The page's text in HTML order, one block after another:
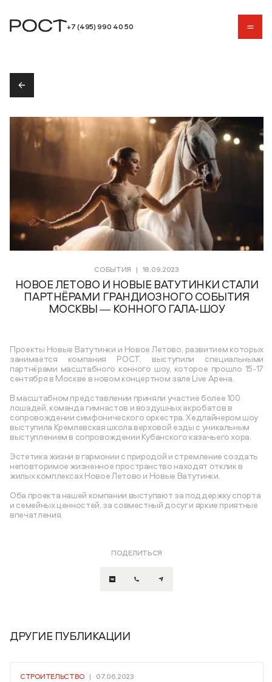
+7 (495) 990 40 50
СОБЫТИЯ | 18.09.2023
НОВОЕ ЛЕТОВО И НОВЫЕ ВАТУТИНКИ СТАЛИ
ПАРТНЁРАМИ ГРАНДИОЗНОГО СОБЫТИЯ
МОСКВЫ ― КОННОГО ГАЛА-ШОУ
Проекты Новые Ватутинки и Новое Летово, развитием которых
занимается компания РОСТ, выступили специальными
партнёрами масштабного конного шоу, которое прошло 15-17
сентября в Москве в новом концертном зале Live Арена.
В масштабном представлении приняли участие более 100
лошадей, команда гимнастов и воздушных акробатов в
сопровождении симфонического оркестра. Хедлайнером шоу
выступила Кремлевская школа верховой езды с уникальным
выступлением в сопровождении Кубанского казачьего хора.
Эстетика жизни в гармонии с природой и стремление создать
неповторимое жизненное пространство находят отклик в
жилых комплексах Новое Летово и Новые Ватутинки.
Оба проекта нашей компании выступают за поддержку спорта
и семейных ценностей, за совместный досуг и яркие приятные
впечатления.
ПОДЕЛИТЬСЯ
ДРУГИЕ ПУБЛИКАЦИИ
СТРОИТЕЛЬСТВО | 07.06.2023